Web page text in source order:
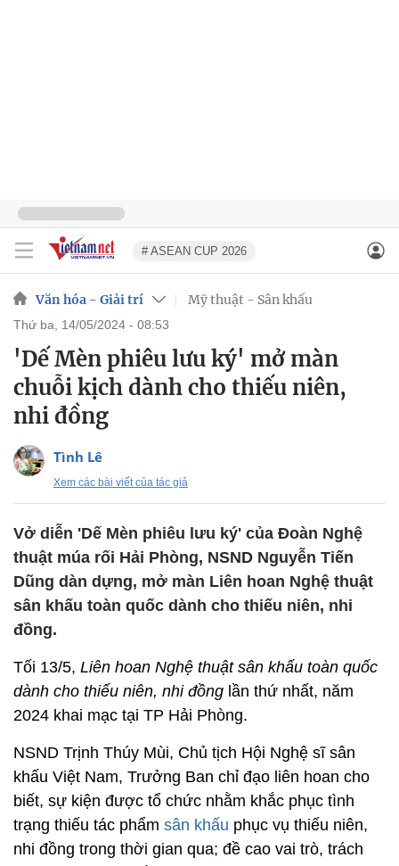
# ASEAN CUP 2026
Văn hóa - Giải trí Mỹ thuật - Sân khấu
thứ ba, 14/05/2024 - 08:53
'Dế Mèn phiêu lưu ký' mở màn
chuỗi kịch dành cho thiếu niên,
nhi đồng
Tình Lê
Xem các bài viết của tác giả
Vở diễn 'Dế Mèn phiêu lưu ký' của Đoàn Nghệ
thuật múa rối Hải Phòng, NSND Nguyễn Tiến
Dũng dàn dựng, mở màn Liên hoan Nghệ thuật
sân khấu toàn quốc dành cho thiếu niên, nhi
đồng.
Tối 13/5, Liên hoan Nghệ thuật sân khấu toàn quốc
dành cho thiếu niên, nhi đồng lần thứ nhất, năm
2024 khai mạc tại TP Hải Phòng.
NSND Trịnh Thúy Mùi, Chủ tịch Hội Nghệ sĩ sân
khấu Việt Nam, Trưởng Ban chỉ đạo liên hoan cho
biết, sự kiện được tổ chức nhằm khắc phục tình
trạng thiếu tác phẩm sân khấu phục vụ thiếu niên,
nhi đồng trong thời gian qua; đề cao vai trò, trách